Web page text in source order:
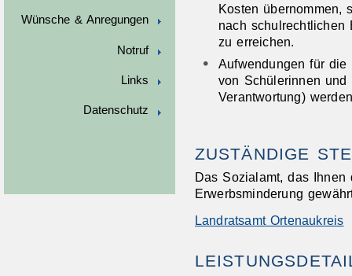
Wünsche & Anregungen
Notruf
Links
Datenschutz
Kosten übernommen,
nach schulrechtlichen
zu erreichen.
Aufwendungen für die
von Schülerinnen
Verantwortung)
ZUSTÄNDIGE
Das Sozialamt, das
Erwerbsminderung
Landratsamt Ortenaukreis